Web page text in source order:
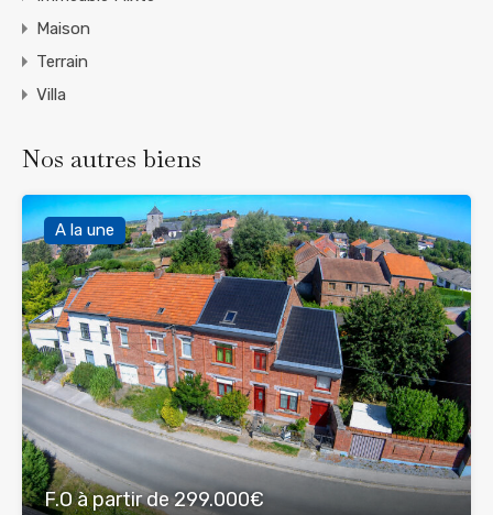
Maison
Terrain
Villa
Nos autres biens
A la une
F.O à partir de 299.000€